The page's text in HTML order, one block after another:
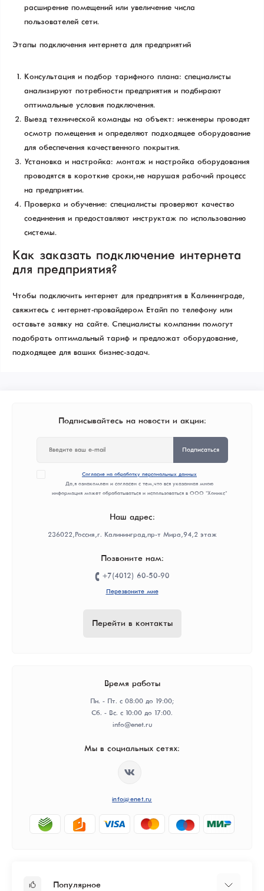
расширение помещений или увеличение числа
пользователей сети.
Этапы подключения интернета для предприятий
Консультация и подбор тарифного плана: специалисты
анализируют потребности предприятия и подбирают
оптимальные условия подключения.
Выезд технической команды на объект: инженеры проводят
осмотр помещения и определяют подходящее оборудование
для обеспечения качественного покрытия.
Установка и настройка: монтаж и настройка оборудования
проводятся в короткие сроки, не нарушая рабочий процесс
на предприятии.
Проверка и обучение: специалисты проверяют качество
соединения и предоставляют инструктаж по использованию
системы.
Как заказать подключение интернета
для предприятия?
Чтобы подключить интернет для предприятия в Калининграде,
свяжитесь с интернет-провайдером Етайп по телефону или
оставьте заявку на сайте. Специалисты компании помогут
подобрать оптимальный тариф и предложат оборудование,
подходящее для ваших бизнес-задач.
Подписывайтесь на новости и акции:
Подписаться
Согласие на обработку персональных данных
Да, я ознакомлен и согласен с тем, что вся указанная мною
информация может обрабатываться и использоваться в ООО "Хоникс"
Наш адрес:
236022, Россия, г. Калининград, пр-т Мира, 94, 2 этаж
Позвоните нам:
+7(4012) 60-50-90
Перезвоните мне
Перейти в контакты
Время работы
Пн. - Пт. с 08:00 до 19:00;
Сб. - Вс. с 10:00 до 17:00.
info@enet.ru
Мы в социальных сетях:
info@enet.ru
Популярное